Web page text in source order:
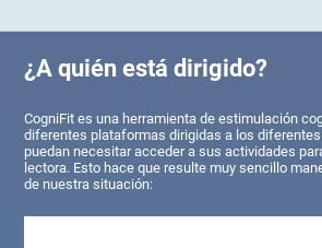
¿A quién está dirigido?
CogniFit es una herramienta de estimulación
diferentes plataformas dirigidas a los
puedan necesitar acceder a sus actividades
lectora. Esto hace que resulte muy sencillo
de nuestra situación: